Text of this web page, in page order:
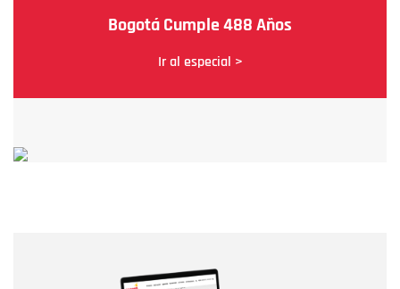
Bogotá Cumple 488 Años
Ir al especial >